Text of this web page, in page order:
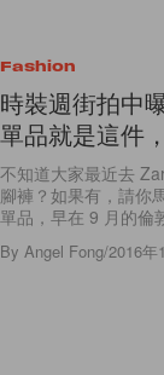
Fashion
時裝週街拍中
單品就是這件
不知道大家最近去
腳褲？如果有，請你
單品，早在 9 月的倫
By Angel Fong/2016年